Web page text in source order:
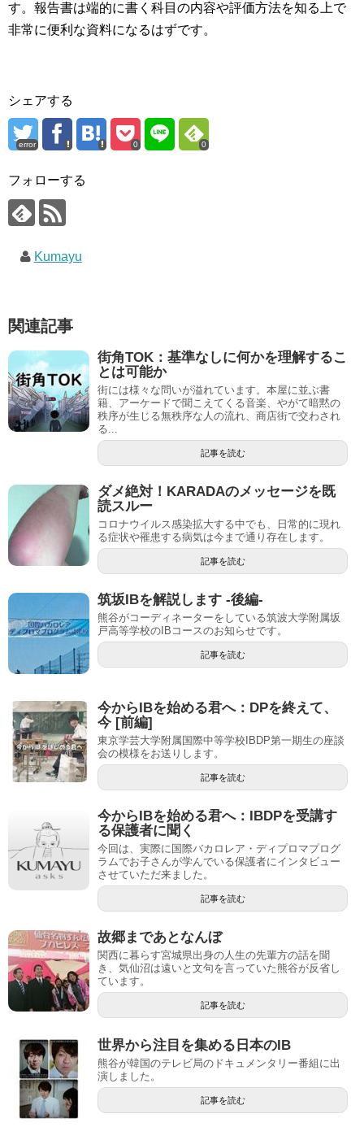
す。報告書は端的に書く科目の内容や評価方法を知る上で
非常に便利な資料になるはずです。
シェアする
error 0 0
フォローする
Kumayu
関連記事
街角TOK：基準なしに何かを理解するこ
とは可能か
街には様々な問いが溢れています。本屋に並ぶ書
籍、アーケードで聞こえてくる音楽、やがて暗黙の
秩序が生じる無秩序な人の流れ、商店街で交わされ
る...
記事を読む
ダメ絶対！KARADAのメッセージを既
読スルー
コロナウイルス感染拡大する中でも、日常的に現れ
る症状や罹患する病気は今まで通り存在します。
記事を読む
筑坂IBを解説します -後編-
熊谷がコーディネーターをしている筑波大学附属坂
戸高等学校のIBコースのお知らせです。
記事を読む
今からIBを始める君へ：DPを終えて、
今 [前編]
東京学芸大学附属国際中等学校IBDP第一期生の座談
会の模様をお送りします。
記事を読む
今からIBを始める君へ：IBDPを受講す
る保護者に聞く
今回は、実際に国際バカロレア・ディプロマプログ
ラムでお子さんが学んでいる保護者にインタビュー
させていただ来ました。
記事を読む
故郷まであとなんぼ
関西に暮らす宮城県出身の人生の先輩方の話を聞
き、気仙沼は遠いと文句を言っていた熊谷が反省し
ています。
記事を読む
世界から注目を集める日本のIB
熊谷が韓国のテレビ局のドキュメンタリー番組に出
演しました。
記事を読む